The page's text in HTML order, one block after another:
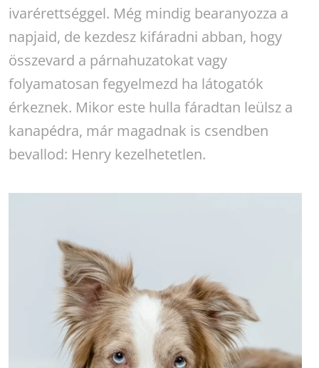
ivarérettséggel. Még mindig bearanyozza a
napjaid, de kezdesz kifáradni abban, hogy
összevard a párnahuzatokat vagy
folyamatosan fegyelmezd ha látogatók
érkeznek. Mikor este hulla fáradtan leülsz a
kanapédra, már magadnak is csendben
bevallod: Henry kezelhetetlen.